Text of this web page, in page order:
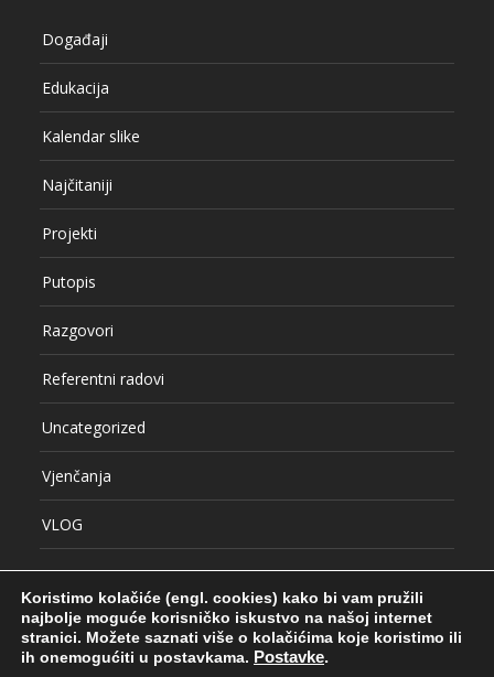
Događaji
Edukacija
Kalendar slike
Najčitaniji
Projekti
Putopis
Razgovori
Referentni radovi
Uncategorized
Vjenčanja
VLOG
© COPYRIGHT SRĐAN HULAK
Koristimo kolačiće (engl. cookies) kako bi vam pružili
najbolje moguće korisničko iskustvo na našoj internet
stranici. Možete saznati više o kolačićima koje koristimo ili
ih onemogućiti u postavkama. Postavke.